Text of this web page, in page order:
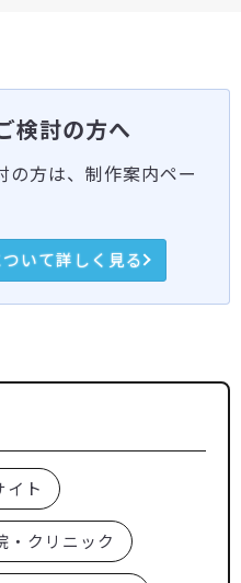
検討の方へ
の方は、制作案内ペー
いて詳しく見る
イト
・クリニック